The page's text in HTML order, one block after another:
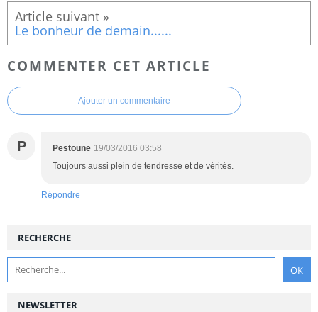
Le bonheur de demain......
COMMENTER CET ARTICLE
Ajouter un commentaire
P Pestoune 19/03/2016 03:58
Toujours aussi plein de tendresse et de vérités.
Répondre
NEWSLETTER
RECHERCHE